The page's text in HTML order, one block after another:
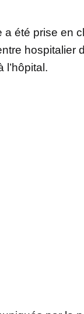
été prise en
hospitalier